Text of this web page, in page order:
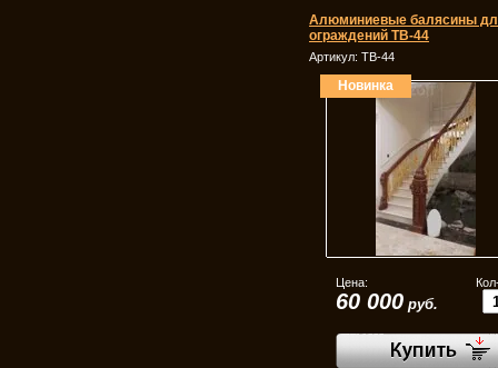
Алюминиевые балясины
ограждений ТВ-44
Артикул: ТВ-44
Новинка
Цена:
60 000 руб.